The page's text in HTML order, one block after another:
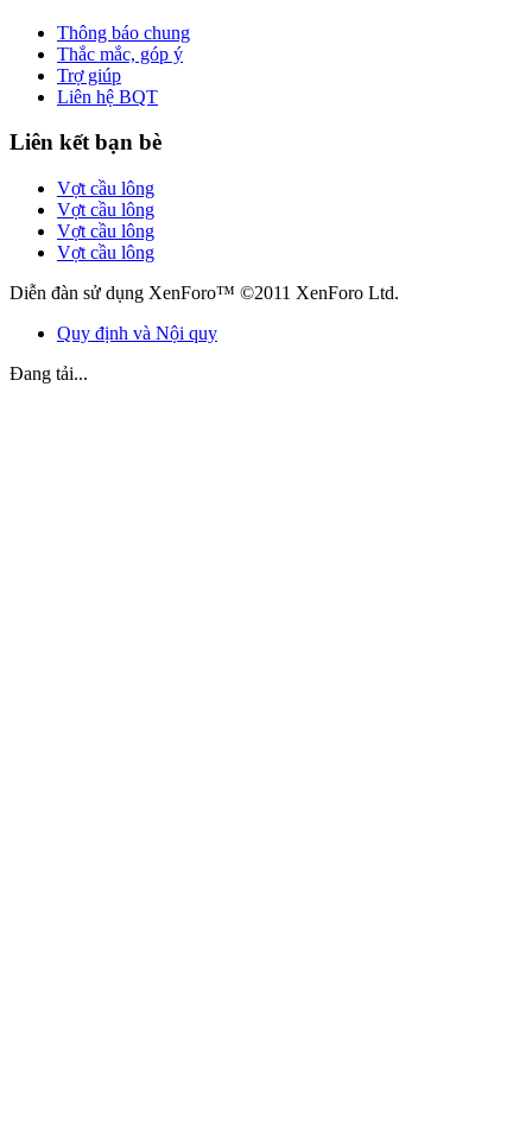
Thông báo chung
Thắc mắc, góp ý
Trợ giúp
Liên hệ BQT
Liên kết bạn bè
Vợt cầu lông
Vợt cầu lông
Vợt cầu lông
Vợt cầu lông
Diễn đàn sử dụng XenForo™ ©2011 XenForo Ltd.
Quy định và Nội quy
Đang tải...